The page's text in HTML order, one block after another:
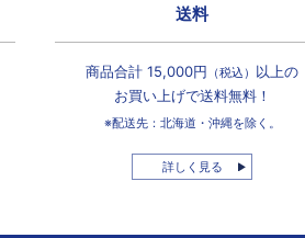
送料
商品合計 15,000円 （税込） 以上の
お買い上げで送料無料！
※配送先：北海道・沖縄を除く。
詳しく見る